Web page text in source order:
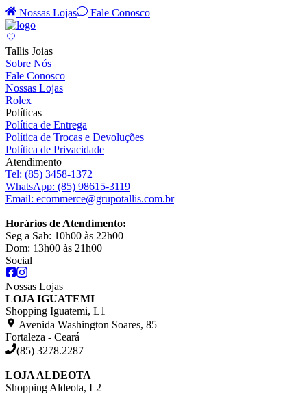
Nossas Lojas Fale Conosco
Tallis Joias
Sobre Nós
Fale Conosco
Nossas Lojas
Rolex
Políticas
Política de Entrega
Política de Trocas e Devoluções
Política de Privacidade
Atendimento
Tel: (85) 3458-1372
WhatsApp: (85) 98615-3119
Email: ecommerce@grupotallis.com.br
Horários de Atendimento:
Seg a Sab: 10h00 às 22h00
Dom: 13h00 às 21h00
Social
Nossas Lojas
LOJA IGUATEMI
Shopping Iguatemi, L1
Avenida Washington Soares, 85
Fortaleza - Ceará
(85) 3278.2287
LOJA ALDEOTA
Shopping Aldeota, L2